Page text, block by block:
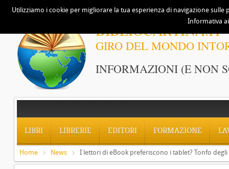
BIBLIOCARTINA.IT
GIRO DEL MONDO
INFORMAZIONI (E NON
LIBRI LIBRERIE EDITORI FORMAZIONE
Home News I lettori di eBook preferiscono i tablet? Tonfo
Utilizziamo i cookie per migliorare la tua esperienza di navigazione
Informativa ai